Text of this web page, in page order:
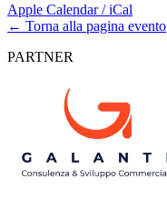
Apple Calendar / iCal
← Torna alla pagina evento
PARTNER